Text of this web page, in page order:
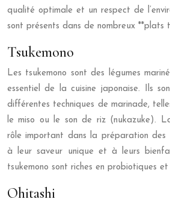
qualité optimale et un respect de
sont présents dans de nombreux **plats
Tsukemono
Les tsukemono sont des légumes
essentiel de la cuisine japonaise. Ils
différentes techniques de marinade,
le miso ou le son de riz (nukazuke).
rôle important dans la préparation des
à leur saveur unique et à leurs
tsukemono sont riches en probiotiques et
Ohitashi